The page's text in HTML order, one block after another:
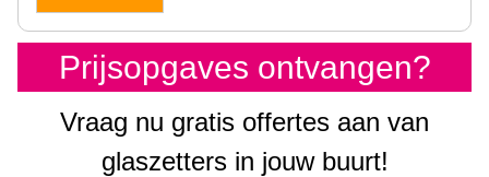
Prijsopgaves ontvangen?
Vraag nu gratis offertes aan van
glaszetters in jouw buurt!